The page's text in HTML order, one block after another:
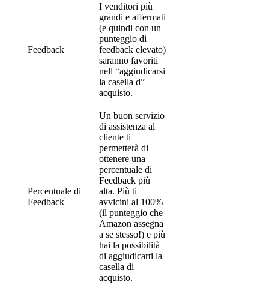
Feedback
I venditori più
grandi e affermati
(e quindi con un
punteggio di
feedback elevato)
saranno favoriti
nell “aggiudicarsi
la casella d”
acquisto.
Percentuale di
Feedback
Un buon servizio
di assistenza al
cliente ti
permetterà di
ottenere una
percentuale di
Feedback più
alta. Più ti
avvicini al 100%
(il punteggio che
Amazon assegna
a se stesso!) e più
hai la possibilità
di aggiudicarti la
casella di
acquisto.